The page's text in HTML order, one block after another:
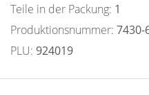
Teile in der Packung: 1
Produktionsnummer: 7430-
PLU: 924019